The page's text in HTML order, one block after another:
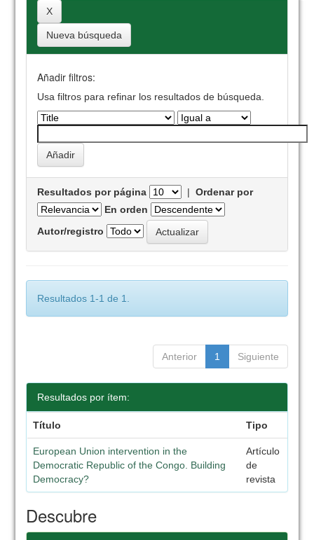
Nueva búsqueda
Añadir filtros:
Usa filtros para refinar los resultados de búsqueda.
Resultados por página |Ordenar por
En orden
Autor/registro
Resultados 1-1 de 1.
Anterior 1 Siguiente
Resultados por ítem:
Título Tipo
European Union intervention in the
Democratic Republic of the Congo. Building
Democracy?
Artículo
de
revista
Descubre